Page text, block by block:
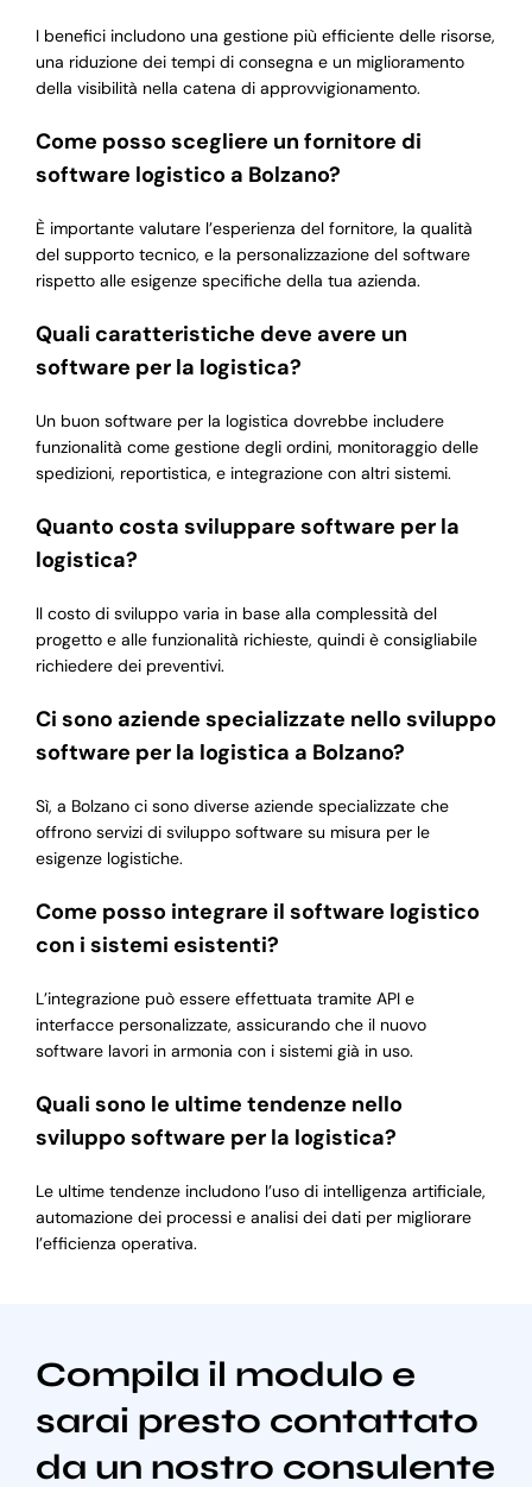
I benefici includono una gestione più efficiente delle risorse,
una riduzione dei tempi di consegna e un miglioramento
della visibilità nella catena di approvvigionamento.
Come posso scegliere un fornitore di
software logistico a Bolzano?
È importante valutare l’esperienza del fornitore, la qualità
del supporto tecnico, e la personalizzazione del software
rispetto alle esigenze specifiche della tua azienda.
Quali caratteristiche deve avere un
software per la logistica?
Un buon software per la logistica dovrebbe includere
funzionalità come gestione degli ordini, monitoraggio delle
spedizioni, reportistica, e integrazione con altri sistemi.
Quanto costa sviluppare software per la
logistica?
Il costo di sviluppo varia in base alla complessità del
progetto e alle funzionalità richieste, quindi è consigliabile
richiedere dei preventivi.
Ci sono aziende specializzate nello sviluppo
software per la logistica a Bolzano?
Sì, a Bolzano ci sono diverse aziende specializzate che
offrono servizi di sviluppo software su misura per le
esigenze logistiche.
Come posso integrare il software logistico
con i sistemi esistenti?
L’integrazione può essere effettuata tramite API e
interfacce personalizzate, assicurando che il nuovo
software lavori in armonia con i sistemi già in uso.
Quali sono le ultime tendenze nello
sviluppo software per la logistica?
Le ultime tendenze includono l’uso di intelligenza artificiale,
automazione dei processi e analisi dei dati per migliorare
l’efficienza operativa.
Compila il modulo e
sarai presto contattato
da un nostro consulente